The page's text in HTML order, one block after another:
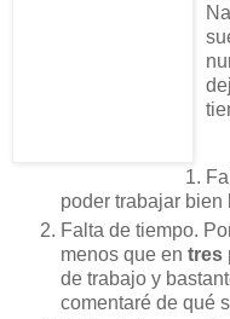
poder trabajar bien
Falta de tiempo.
menos que en tres
de trabajo y
comentaré de qué